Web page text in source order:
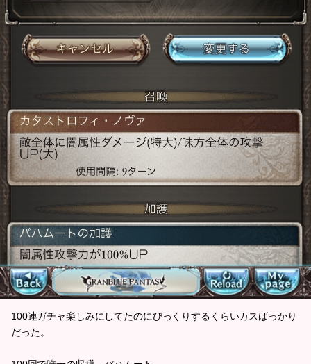
100連ガチャ楽しみにしてたのにびっくりするくらいカスばっかり
だった。